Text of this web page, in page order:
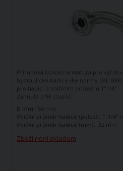
Zboží není skladem
Přírubová lisovací armatura pro výrobu
hydraulické hadice dle normy SAE 6000,
pro hadici o vnitřním průměru 1"1/4".
Zahnutá o 90 stupňů.
D mm:
54 mm
Vnitřní průměr hadice (palce):
1"1/4" in
Vnitřní průměr hadice (mm):
32 mm